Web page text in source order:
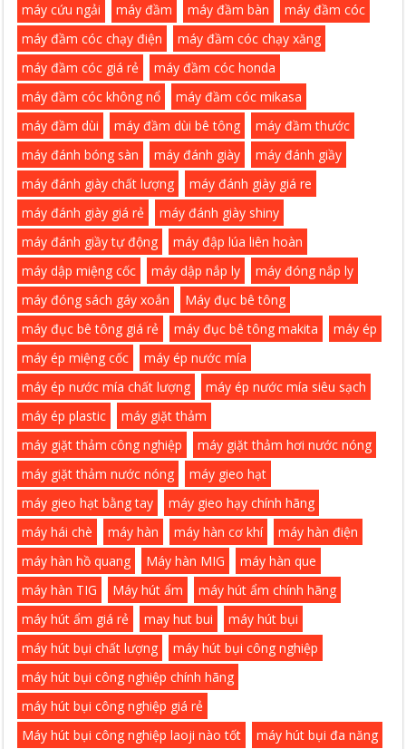
máy cứu ngải
máy đầm máy đầm bàn
máy đầm cóc
máy đầm cóc chạy điện
máy đầm cóc chạy xăng
máy đầm cóc giá rẻ
máy đầm cóc honda
máy đầm cóc không nổ
máy đầm cóc mikasa
máy đầm dùi
máy đầm dùi bê tông
máy đầm thước
máy đánh bóng sàn
máy đánh giày
máy đánh giầy
máy đánh giày chất lượng
máy đánh giày giá re
máy đánh giày giá rẻ
máy đánh giày shiny
máy đánh giầy tự động
máy đập lúa liên hoàn
máy dập miệng cốc
máy dập nắp ly
máy đóng nắp ly
máy đóng sách gáy xoắn
Máy đục bê tông
máy đục bê tông giá rẻ
máy đục bê tông makita
máy ép
máy ép miệng cốc
máy ép nước mía
máy ép nước mía chất lượng
máy ép nước mía siêu sạch
máy ép plastic
máy giặt thảm
máy giặt thảm công nghiệp
máy giặt thảm hơi nước nóng
máy giặt thảm nước nóng
máy gieo hạt
máy gieo hạt bằng tay
máy gieo hạy chính hãng
máy hái chè
máy hàn máy hàn cơ khí
máy hàn điện
máy hàn hồ quang
Máy hàn MIG
máy hàn que
máy hàn TIG
Máy hút ẩm
máy hút ẩm chính hãng
máy hút ẩm giá rẻ
may hut bui
máy hút bụi
máy hút bụi chất lượng
máy hút bụi công nghiệp
máy hút bụi công nghiệp chính hãng
máy hút bụi công nghiệp giá rẻ
Máy hút bụi công nghiệp laoji nào tốt
máy hút bụi đa năng